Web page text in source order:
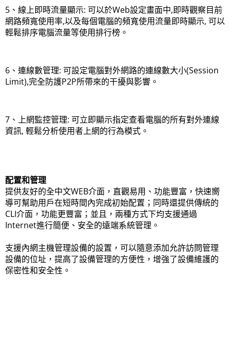
5、線上即時流量顯示: 可以於Web設定畫面中,即時觀察目前
網路頻寬使用率,以及每個電腦的頻寬使用流量即時顯示, 可以
輕鬆排序電腦流量等使用排行榜。
6、連線數管理: 可設定電腦對外網路的連線數大小(Session
Limit),完全防護P2P所帶來的干擾與影響。
7、上網監控管理: 可立即顯示指定查看電腦的所有對外連線
資訊, 輕鬆分析使用者上網的行為模式。
配置和管理
提供友好的全中文WEB介面，直觀易用、功能豐富，快速嚮
導可幫助用戶在短時間內完成初始配置；同時還提供傳統的
CLI介面，功能更豐富；並且，兩種方式下均支援通過
Internet進行簡便、安全的遠端系統管理。
支援內網主機管理設備的設置，可以隨意添加允許訪問管理
設備的位址，提高了設備管理的方便性，增強了設備維護的
保密性和安全性。